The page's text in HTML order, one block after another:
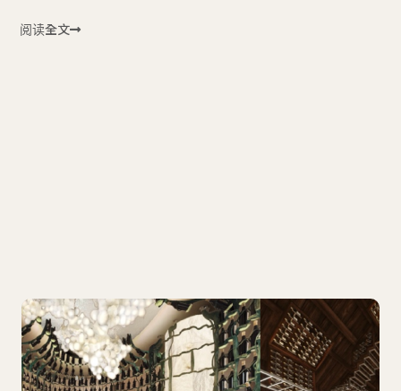
阅读全文